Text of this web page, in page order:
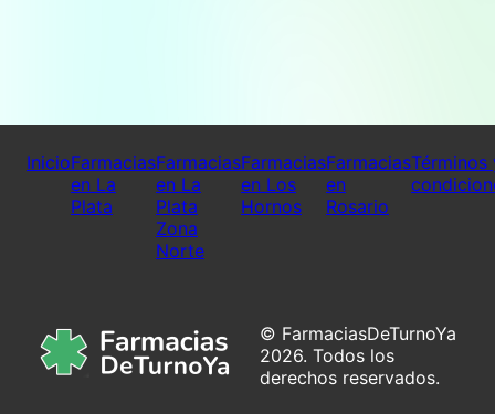
InicioFarmacias
en La
Plata
Farmacias
en La
Plata
Zona
Norte
Farmacias
en Los
Hornos
Farmacias
en
Rosario
Términos
© FarmaciasDeTurnoYa
2026. Todos los
derechos reservados.